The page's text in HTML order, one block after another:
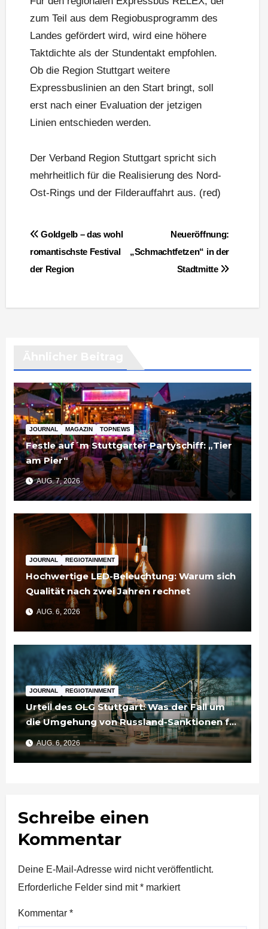
zum Teil aus dem Regiobusprogramm des
Landes gefördert wird, wird eine höhere
Taktdichte als der Stundentakt empfohlen.
Ob die Region Stuttgart weitere
Expressbuslinien an den Start bringt, soll
erst nach einer Evaluation der jetzigen
Linien entschieden werden.
Der Verband Region Stuttgart spricht sich
mehrheitlich für die Realisierung des Nord-
Ost-Rings und der Filderauffahrt aus. (red)
Beitragsnavigation
Neueröffnung:
„Schmachtfetzen“ in der
Stadtmitte
Goldgelb – das wohl
romantischste Festival
der Region
JOURNAL MAGAZIN TOPNEWS
Festle auf´m Stuttgarter Partyschiff: „Tier
am Pier“
AUG. 7, 2026
JOURNAL REGIOTAINMENT
Hochwertige LED-Beleuchtung: Warum sich
Qualität nach zwei Jahren rechnet
AUG. 6, 2026
JOURNAL REGIOTAINMENT
Urteil des OLG Stuttgart: Was der Fall um
die Umgehung von Russland-Sanktionen für
Unternehmen bedeutet
AUG. 6, 2026
Schreibe einen
Kommentar
Deine E-Mail-Adresse wird nicht veröffentlicht.
Erforderliche Felder sind mit* markiert
Kommentar *